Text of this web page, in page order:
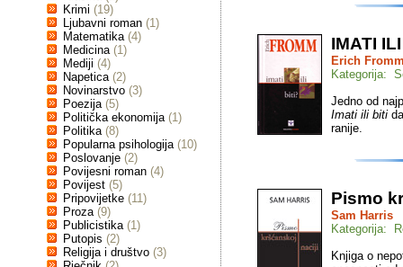
Krimi (19)
Ljubavni roman (1)
Matematika (4)
Medicina (1)
Mediji (4)
Napetica (2)
Novinarstvo (3)
Poezija (5)
Politička ekonomija (1)
Politika (8)
Popularna psihologija (10)
Poslovanje (2)
Povijesni roman (4)
Povijest (5)
Pripovijetke (11)
Proza (9)
Publicistika (1)
Putopis (2)
Religija i društvo (3)
IMATI
Erich
Kategorija:
Jedno od
Imati ili biti
ranije.
Pismo
Sam Harris
Kategorija:
Knjiga o